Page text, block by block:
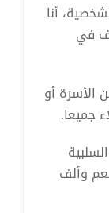
أنا
في
الأسرة أو
جميعا.
وألف